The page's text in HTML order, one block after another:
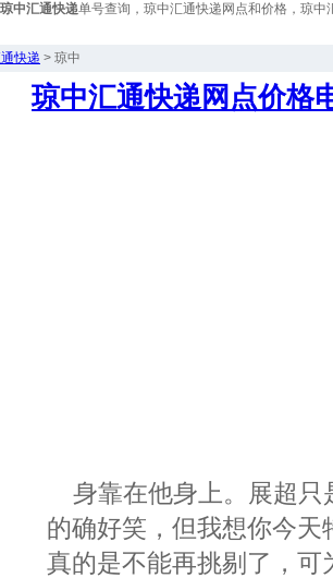
琼中汇通快递单号查询，琼中汇通快递网点和价格，琼
快递 > 琼中
琼中汇通快递网点价格
身靠在他身上。展超只
的确好笑，但我想你今
真的是不能再挑剔了，